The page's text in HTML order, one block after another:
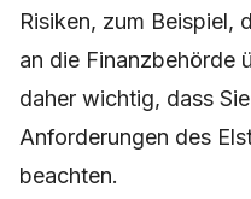
Risiken, zum Beispiel,
an die Finanzbehörde
daher wichtig, dass
Anforderungen des
beachten.